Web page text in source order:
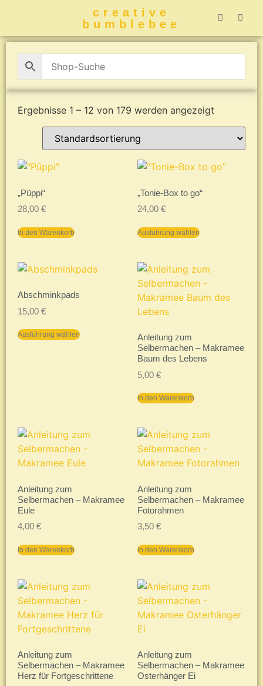
creative
bumblebee
Ergebnisse 1 – 12 von 179 werden angezeigt
„Püppi“
28,00 €
In den Warenkorb
„Tonie-Box to go“
24,00 €
Ausführung wählen
Abschminkpads
15,00 €
Ausführung wählen
Anleitung zum
Selbermachen – Makramee
Baum des Lebens
5,00 €
In den Warenkorb
Anleitung zum
Selbermachen – Makramee
Eule
4,00 €
In den Warenkorb
Anleitung zum
Selbermachen – Makramee
Fotorahmen
3,50 €
In den Warenkorb
Anleitung zum
Selbermachen – Makramee
Herz für Fortgeschrittene
Anleitung zum
Selbermachen – Makramee
Osterhänger Ei